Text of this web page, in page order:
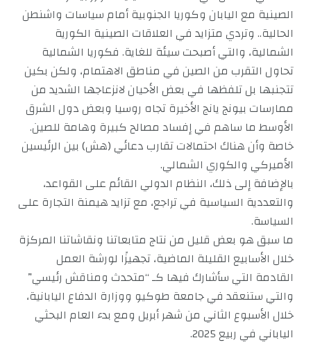
الصينية مع اليابان وكوريا الجنوبية أمام سياسات واشنطن
الحالية.. وتردي متزايد في العلاقات الصينية الكورية
الشمالية، والتي أصبحت سيئة للغاية. فكوريا الشمالية
تحاول التقرب من الصين في مناطق الاهتمام، ولكن بكين
تتجنبها بل تلفظها في بعض الأحيان لانزعاجها الشديد من
ممارسات بيونج يانج الأخيرة تجاه روسيا وبعض دول الشرق
الأوسط ما ساهم في إفساد مصالح كبيرة وهامة للصين.
خاصة وأن هناك احتمالات تقارب دعائي (هش) بين الرئيسين
الأميركي والكوري الشمالي.
بالإضافة إلى ذلك، النظام الدولي القائم على القواعد،
والتعددية السياسية في تراجع، مع تزايد هيمنة التجارة على
السياسة.
ما سبق هو بعض قليل من نتاج متابعاتنا ونقاشاتنا المركزة
خلال الأسابيع القليلة الماضية، تجهيزًا لورشة العمل
القادمة التي سأشارك فيها كـ “متحدث ومناقش رئيسي”
والتي ستنعقد في جامعة طوكيو ووزارة الدفاع اليابانية،
خلال الأسبوع الثاني من شهر أبريل ومع بدء العام البحثي
الياباني في ربيع 2025.